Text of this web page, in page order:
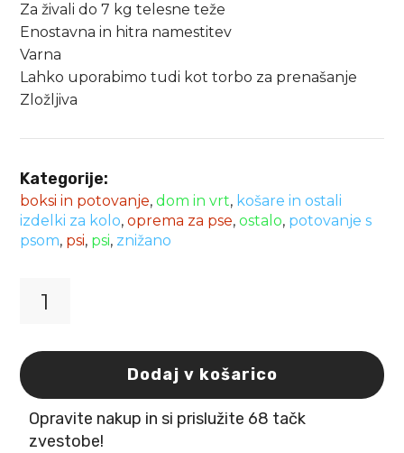
Za živali do 7 kg telesne teže
Enostavna in hitra namestitev
Varna
Lahko uporabimo tudi kot torbo za prenašanje
Zložljiva
Kategorije:
boksi in potovanje,dom in vrt, košare in ostali
izdelki za kolo,oprema za pse,ostalo, potovanje s
psom, psi, psi, znižano
kolo
oranžno/siva
38x28x27cm
7kg
Flamingo
Dodaj v košarico
Opravite nakup in si prislužite 68 tačk
zvestobe!